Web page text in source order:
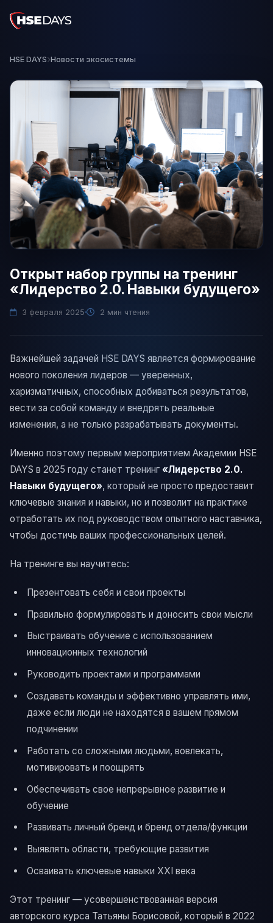
HSE DAYS Новости экосистемы
Открыт набор группы на тренинг
«Лидерство 2.0. Навыки будущего»
3 февраля 2025 2 мин чтения
Важнейшей задачей HSE DAYS является формирование
нового поколения лидеров — уверенных,
харизматичных, способных добиваться результатов,
вести за собой команду и внедрять реальные
изменения, а не только разрабатывать документы.
Именно поэтому первым мероприятием Академии HSE
DAYS в 2025 году станет тренинг «Лидерство 2.0.
Навыки будущего», который не просто предоставит
ключевые знания и навыки, но и позволит на практике
отработать их под руководством опытного наставника,
чтобы достичь ваших профессиональных целей.
На тренинге вы научитесь:
Презентовать себя и свои проекты
Правильно формулировать и доносить свои мысли
Выстраивать обучение с использованием
инновационных технологий
Руководить проектами и программами
Создавать команды и эффективно управлять ими,
даже если люди не находятся в вашем прямом
подчинении
Работать со сложными людьми, вовлекать,
мотивировать и поощрять
Обеспечивать свое непрерывное развитие и
обучение
Развивать личный бренд и бренд отдела/функции
Выявлять области, требующие развития
Осваивать ключевые навыки XXI века
Этот тренинг — усовершенствованная версия
авторского курса Татьяны Борисовой, который в 2022